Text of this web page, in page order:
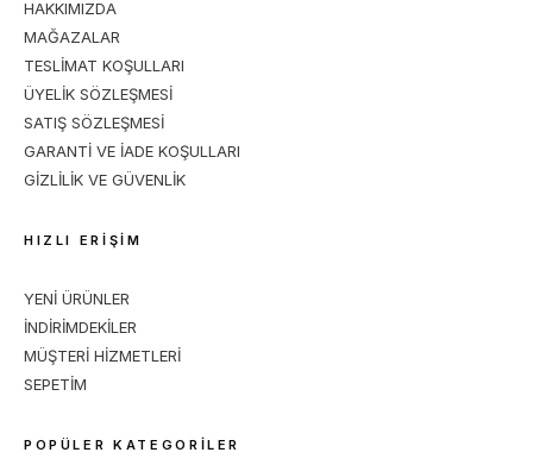
HAKKIMIZDA
MAĞAZALAR
TESLİMAT KOŞULLARI
ÜYELİK SÖZLEŞMESİ
SATIŞ SÖZLEŞMESİ
GARANTİ VE İADE KOŞULLARI
GİZLİLİK VE GÜVENLİK
HIZLI ERİŞİM
YENİ ÜRÜNLER
İNDİRİMDEKİLER
MÜŞTERİ HİZMETLERİ
SEPETİM
POPÜLER KATEGORİLER